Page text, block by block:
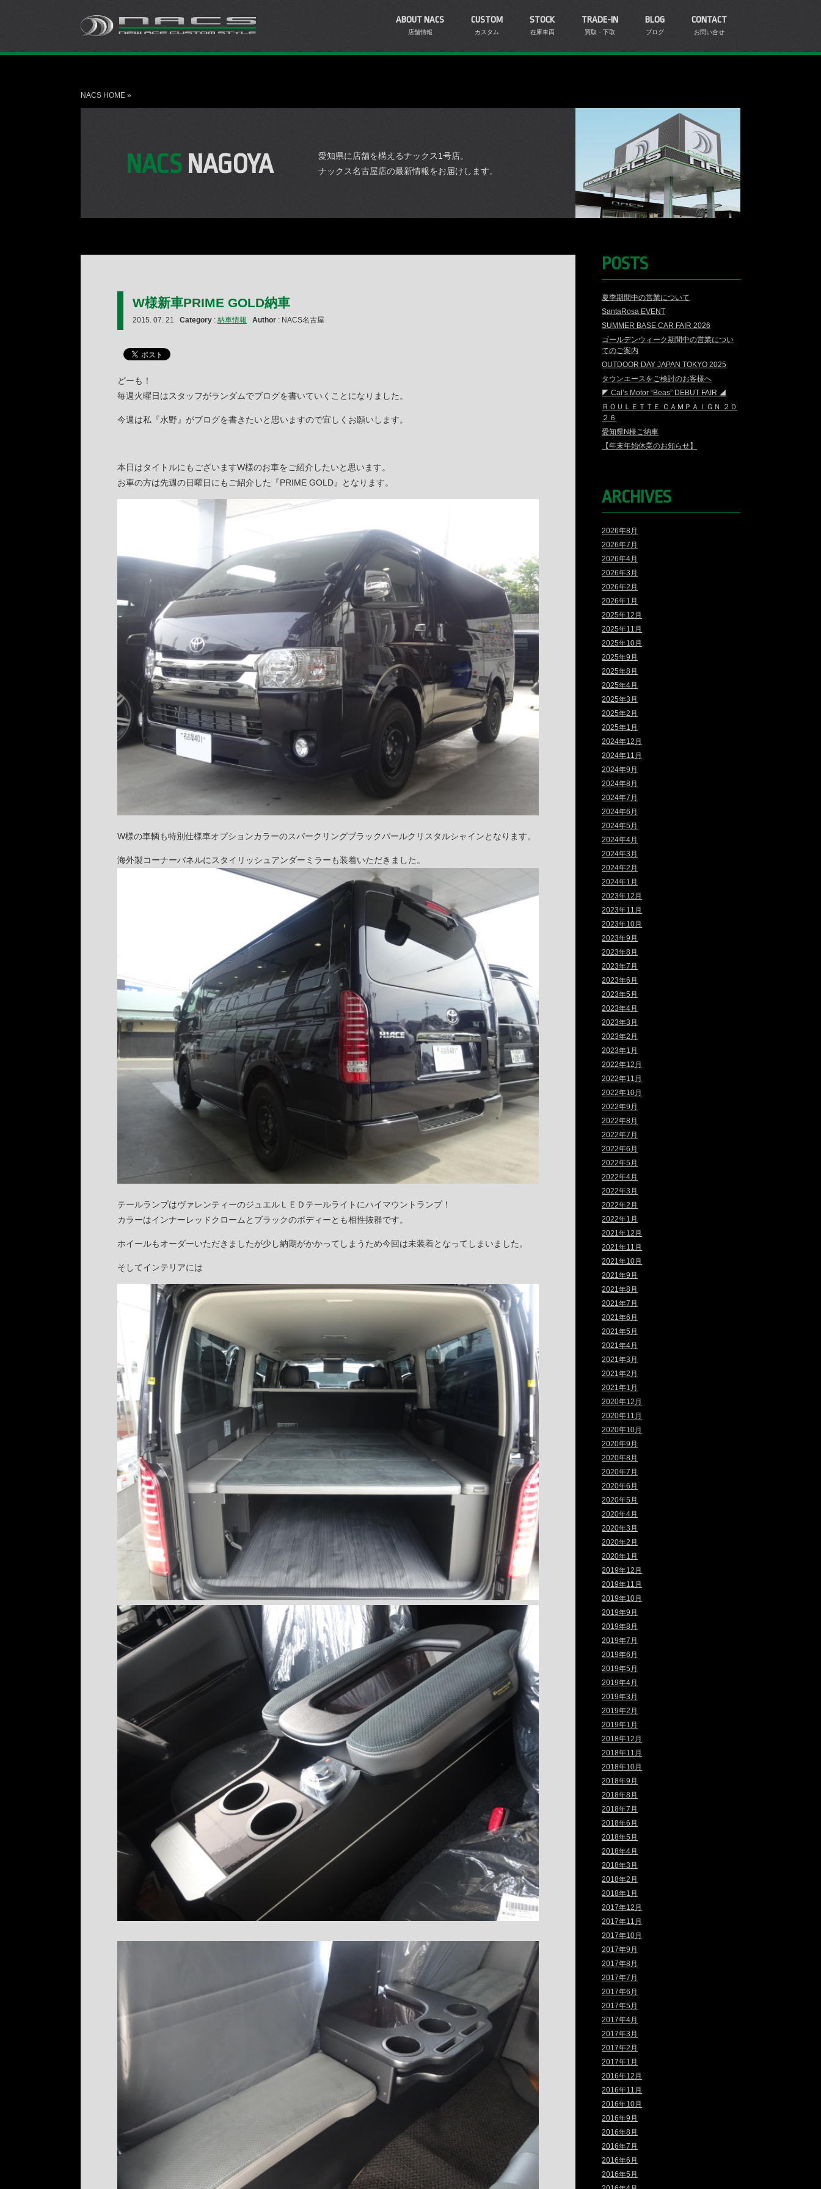
ABOUT NACS
店舗情報
CUSTOM
カスタム
STOCK
在庫車両
TRADE-IN
買取・下取
BLOG
ブログ
CONTACT
お問い合せ
NACS HOME »
NACSNAGOYA
愛知県に店舗を構えるナックス1号店。
ナックス名古屋店の最新情報をお届けします。
W様新車PRIME GOLD納車
2015. 07. 21 Category : 納車情報 Author : NACS名古屋
どーも！
毎週火曜日はスタッフがランダムでブログを書いていくことになりました。
今週は私『水野』がブログを書きたいと思いますので宜しくお願いします。
本日はタイトルにもございますW様のお車をご紹介したいと思います。
お車の方は先週の日曜日にもご紹介した『PRIME GOLD』となります。
W様の車輌も特別仕様車オプションカラーのスパークリングブラックパールクリスタルシャインとなります。
海外製コーナーパネルにスタイリッシュアンダーミラーも装着いただきました。
テールランプはヴァレンティーのジュエルＬＥＤテールライトにハイマウントランプ！
カラーはインナーレッドクロームとブラックのボディーとも相性抜群です。
ホイールもオーダーいただきましたが少し納期がかかってしまうため今回は未装着となってしまいました。
そしてインテリアには
POSTS
夏季期間中の営業について
SantaRosa EVENT
SUMMER BASE CAR FAIR 2026
ゴールデンウィーク期間中の営業につい
てのご案内
OUTDOOR DAY JAPAN TOKYO 2025
タウンエースをご検討のお客様へ
◤ Cal’s Motor “Beas” DEBUT FAIR ◢
ＲＯＵＬＥＴＴＥ ＣＡＭＰＡＩＧＮ ２０
２６
愛知県N様ご納車
【年末年始休業のお知らせ】
ARCHIVES
2026年8月
2026年7月
2026年4月
2026年3月
2026年2月
2026年1月
2025年12月
2025年11月
2025年10月
2025年9月
2025年8月
2025年4月
2025年3月
2025年2月
2025年1月
2024年12月
2024年11月
2024年9月
2024年8月
2024年7月
2024年6月
2024年5月
2024年4月
2024年3月
2024年2月
2024年1月
2023年12月
2023年11月
2023年10月
2023年9月
2023年8月
2023年7月
2023年6月
2023年5月
2023年4月
2023年3月
2023年2月
2023年1月
2022年12月
2022年11月
2022年10月
2022年9月
2022年8月
2022年7月
2022年6月
2022年5月
2022年4月
2022年3月
2022年2月
2022年1月
2021年12月
2021年11月
2021年10月
2021年9月
2021年8月
2021年7月
2021年6月
2021年5月
2021年4月
2021年3月
2021年2月
2021年1月
2020年12月
2020年11月
2020年10月
2020年9月
2020年8月
2020年7月
2020年6月
2020年5月
2020年4月
2020年3月
2020年2月
2020年1月
2019年12月
2019年11月
2019年10月
2019年9月
2019年8月
2019年7月
2019年6月
2019年5月
2019年4月
2019年3月
2019年2月
2019年1月
2018年12月
2018年11月
2018年10月
2018年9月
2018年8月
2018年7月
2018年6月
2018年5月
2018年4月
2018年3月
2018年2月
2018年1月
2017年12月
2017年11月
2017年10月
2017年9月
2017年8月
2017年7月
2017年6月
2017年5月
2017年4月
2017年3月
2017年2月
2017年1月
2016年12月
2016年11月
2016年10月
2016年9月
2016年8月
2016年7月
2016年6月
2016年5月